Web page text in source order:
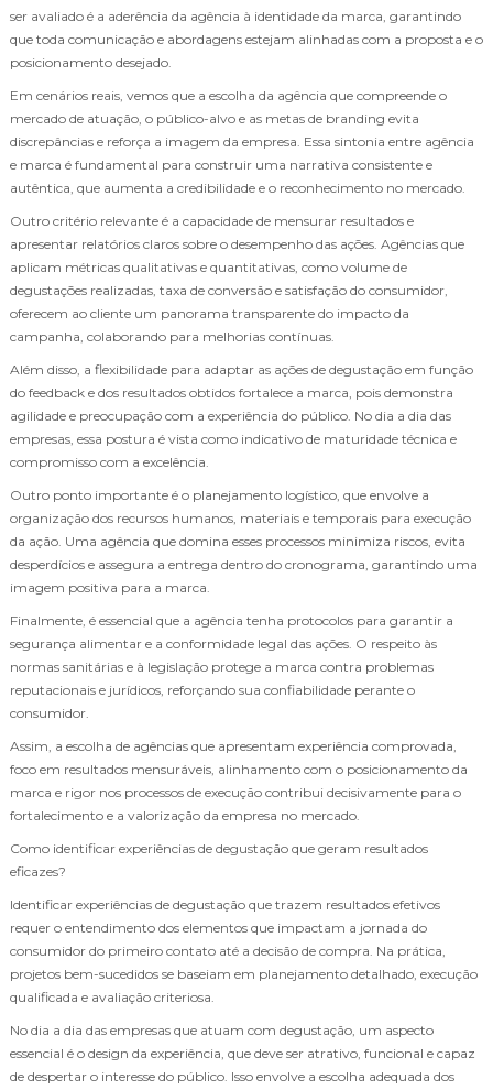
ser avaliado é a aderência da agência à identidade da marca, garantindo
que toda comunicação e abordagens estejam alinhadas com a proposta e o
posicionamento desejado.
Em cenários reais, vemos que a escolha da agência que compreende o
mercado de atuação, o público-alvo e as metas de branding evita
discrepâncias e reforça a imagem da empresa. Essa sintonia entre agência
e marca é fundamental para construir uma narrativa consistente e
autêntica, que aumenta a credibilidade e o reconhecimento no mercado.
Outro critério relevante é a capacidade de mensurar resultados e
apresentar relatórios claros sobre o desempenho das ações. Agências que
aplicam métricas qualitativas e quantitativas, como volume de
degustações realizadas, taxa de conversão e satisfação do consumidor,
oferecem ao cliente um panorama transparente do impacto da
campanha, colaborando para melhorias contínuas.
Além disso, a flexibilidade para adaptar as ações de degustação em função
do feedback e dos resultados obtidos fortalece a marca, pois demonstra
agilidade e preocupação com a experiência do público. No dia a dia das
empresas, essa postura é vista como indicativo de maturidade técnica e
compromisso com a excelência.
Outro ponto importante é o planejamento logístico, que envolve a
organização dos recursos humanos, materiais e temporais para execução
da ação. Uma agência que domina esses processos minimiza riscos, evita
desperdícios e assegura a entrega dentro do cronograma, garantindo uma
imagem positiva para a marca.
Finalmente, é essencial que a agência tenha protocolos para garantir a
segurança alimentar e a conformidade legal das ações. O respeito às
normas sanitárias e à legislação protege a marca contra problemas
reputacionais e jurídicos, reforçando sua confiabilidade perante o
consumidor.
Assim, a escolha de agências que apresentam experiência comprovada,
foco em resultados mensuráveis, alinhamento com o posicionamento da
marca e rigor nos processos de execução contribui decisivamente para o
fortalecimento e a valorização da empresa no mercado.
Como identificar experiências de degustação que geram resultados
eficazes?
Identificar experiências de degustação que trazem resultados efetivos
requer o entendimento dos elementos que impactam a jornada do
consumidor do primeiro contato até a decisão de compra. Na prática,
projetos bem-sucedidos se baseiam em planejamento detalhado, execução
qualificada e avaliação criteriosa.
No dia a dia das empresas que atuam com degustação, um aspecto
essencial é o design da experiência, que deve ser atrativo, funcional e capaz
de despertar o interesse do público. Isso envolve a escolha adequada dos